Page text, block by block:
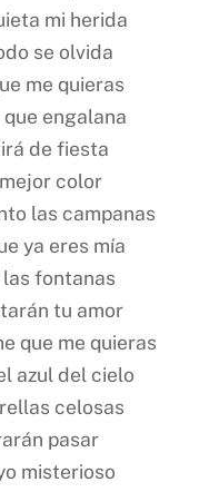
mi herida
se olvida
me quieras
que engalana
de fiesta
color
las campanas
ya eres mía
las fontanas
tu amor
que me quieras
azul del cielo
celosas
pasar
misterioso